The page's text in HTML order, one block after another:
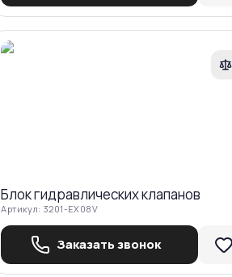
Блок гидравлических клапанов
Артикул: 3201-EX08V
Заказать звонок